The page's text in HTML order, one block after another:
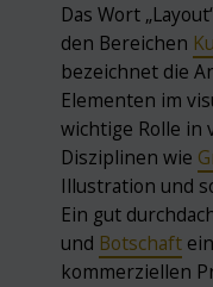
Das Wort
den Bereichen
bezeichnet die
Elementen im
wichtige Rolle in
Disziplinen wie
Illustration und
Ein gut
und Botschaft
kommerziellen